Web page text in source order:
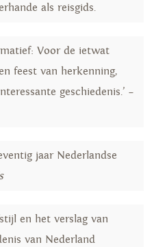
als reisgids.
Voor de ietwat
feest van herkenning,
geschiedenis.’ –
jaar Nederlandse
en het verslag van
van Nederland